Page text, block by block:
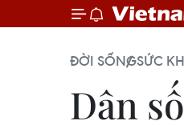
ĐỜI SỐNGSỨC
Dân